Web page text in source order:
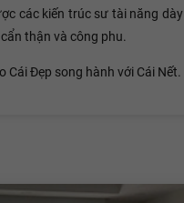
các kiến trúc sư tài năng
thận và công phu.
Cái Đẹp song hành với Cái Nết.